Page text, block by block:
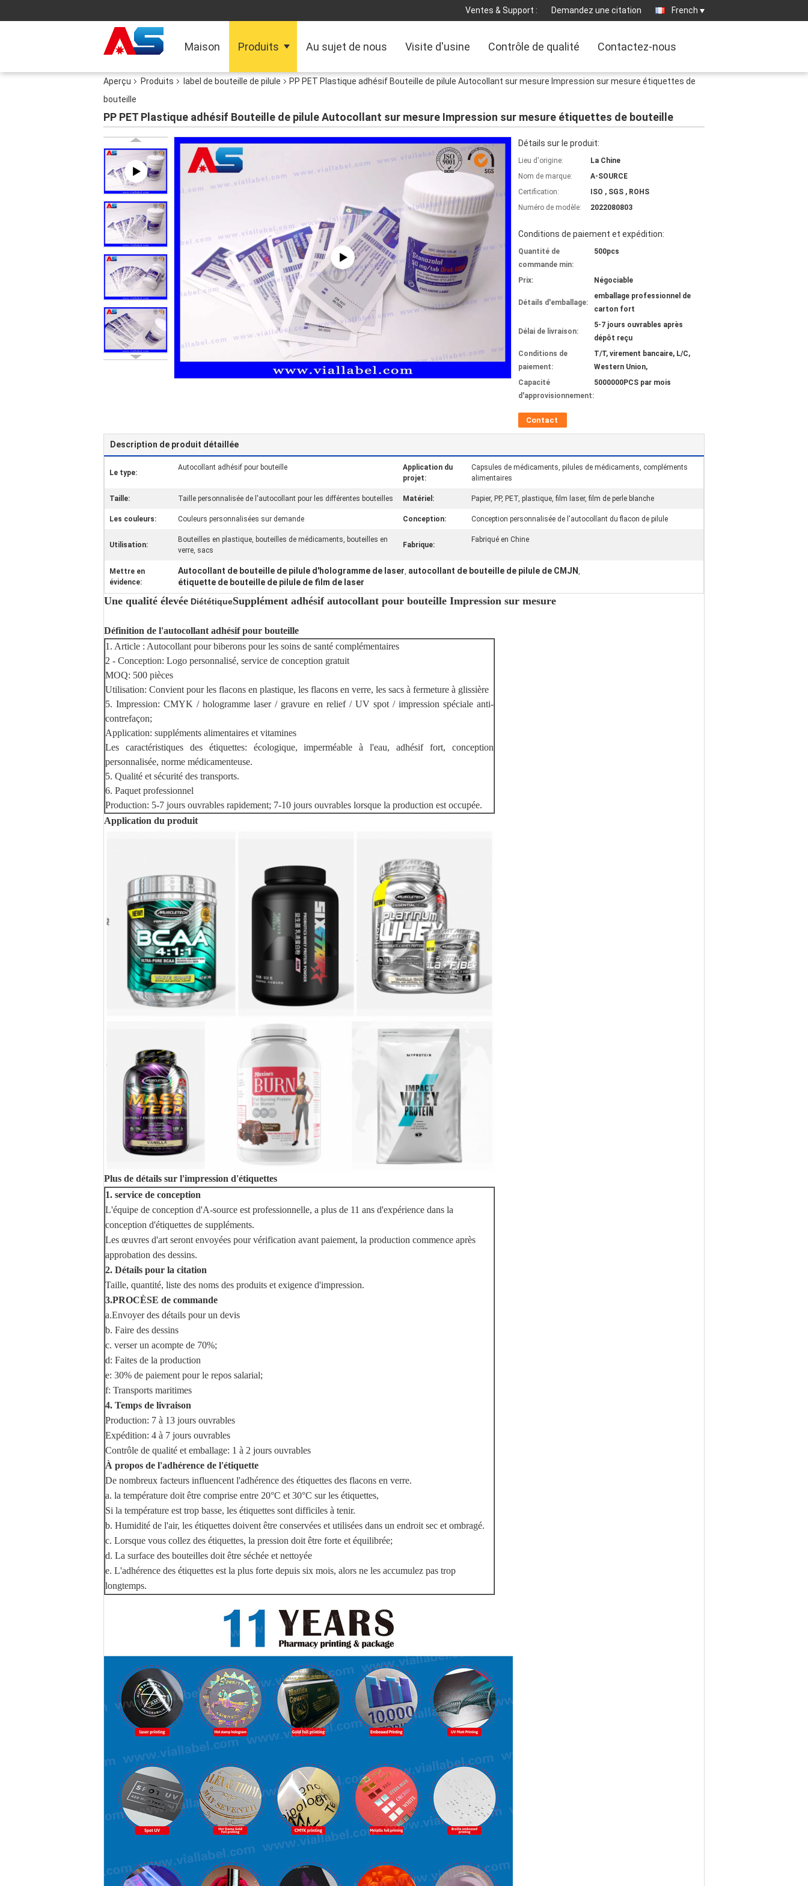
Ventes & Support : Demandez une citation French
Maison Produits Au sujet de nous Visite d'usine Contrôle de qualité Contactez-nous
Aperçu Produits label de bouteille de pilule
PP PET Plastique adhésif Bouteille de pilule Autocollant sur mesure Impression sur mesure étiquettes de
bouteille
PP PET Plastique adhésif Bouteille de pilule Autocollant sur mesure Impression sur mesure étiquettes de bouteille
Détails sur le produit:
Lieu d'origine:
La Chine
Nom de marque:
A-SOURCE
Certification:
ISO , SGS , ROHS
Numéro de modèle:
2022080803
Conditions de paiement et expédition:
Quantité de
commande min:
500pcs
Prix: Négociable
Détails d'emballage:
emballage professionnel de
carton fort
Délai de livraison:
5-7 jours ouvrables après
dépôt reçu
Conditions de
paiement:
T/T, virement bancaire, L/C,
Western Union,
Capacité
d'approvisionnement:
5000000PCS par mois
Contact
Description de produit détaillée
Le type:
Autocollant adhésif pour bouteille
Application du
projet:
Capsules de médicaments, pilules de médicaments, compléments
alimentaires
Taille: Taille personnalisée de l'autocollant pour les différentes bouteilles Matériel: Papier, PP, PET, plastique, film laser, film de perle blanche
Les couleurs: Couleurs personnalisées sur demande Conception: Conception personnalisée de l'autocollant du flacon de pilule
Utilisation:
Bouteilles en plastique, bouteilles de médicaments, bouteilles en
verre, sacs
Fabrique:
Fabriqué en Chine
Mettre en
évidence:
Autocollant de bouteille de pilule d'hologramme de laser, autocollant de bouteille de pilule de CMJN ,
étiquette de bouteille de pilule de film de laser
Une qualité élevée DiététiqueSupplément adhésif autocollant pour bouteille Impression sur mesure
Définition de l'autocollant adhésif pour bouteille
1. Article : Autocollant pour biberons pour les soins de santé complémentaires
2 - Conception: Logo personnalisé, service de conception gratuit
MOQ: 500 pièces
Utilisation: Convient pour les flacons en plastique, les flacons en verre, les sacs à fermeture à glissière
5. Impression: CMYK / hologramme laser / gravure en relief / UV spot / impression spéciale anti-
contrefaçon;
Application: suppléments alimentaires et vitamines
Les caractéristiques des étiquettes: écologique, imperméable à l'eau, adhésif fort, conception
personnalisée, norme médicamenteuse.
5. Qualité et sécurité des transports.
6. Paquet professionnel
Production: 5-7 jours ouvrables rapidement; 7-10 jours ouvrables lorsque la production est occupée.
Application du produit
Plus de détails sur l'impression d'étiquettes
1. service de conception
L'équipe de conception d'A-source est professionnelle, a plus de 11 ans d'expérience dans la
conception d'étiquettes de suppléments.
Les œuvres d'art seront envoyées pour vérification avant paiement, la production commence après
approbation des dessins.
2. Détails pour la citation
Taille, quantité, liste des noms des produits et exigence d'impression.
3.PROCÈSE de commande
a.Envoyer des détails pour un devis
b. Faire des dessins
c. verser un acompte de 70%;
d: Faites de la production
e: 30% de paiement pour le repos salarial;
f: Transports maritimes
4. Temps de livraison
Production: 7 à 13 jours ouvrables
Expédition: 4 à 7 jours ouvrables
Contrôle de qualité et emballage: 1 à 2 jours ouvrables
À propos de l'adhérence de l'étiquette
De nombreux facteurs influencent l'adhérence des étiquettes des flacons en verre.
a. la température doit être comprise entre 20°C et 30°C sur les étiquettes,
Si la température est trop basse, les étiquettes sont difficiles à tenir.
b. Humidité de l'air, les étiquettes doivent être conservées et utilisées dans un endroit sec et ombragé.
c. Lorsque vous collez des étiquettes, la pression doit être forte et équilibrée;
d. La surface des bouteilles doit être séchée et nettoyée
e. L'adhérence des étiquettes est la plus forte depuis six mois, alors ne les accumulez pas trop
longtemps.